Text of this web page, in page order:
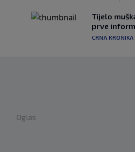
Tijelo
prve
CRNA KRONIKA
Oglas